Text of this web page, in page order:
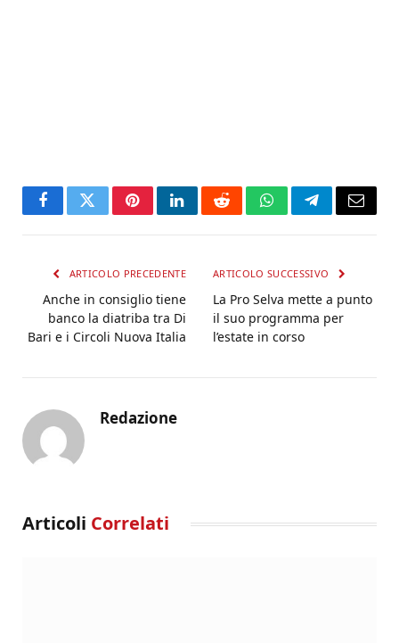
FacebookTwitterPinterestLinkedInRedditWhatsAppTelegramEmail
ARTICOLO PRECEDENTE
Anche in consiglio tiene
banco la diatriba tra Di
Bari e i Circoli Nuova Italia
ARTICOLO SUCCESSIVO
La Pro Selva mette a punto
il suo programma per
l’estate in corso
Redazione
Articoli Correlati